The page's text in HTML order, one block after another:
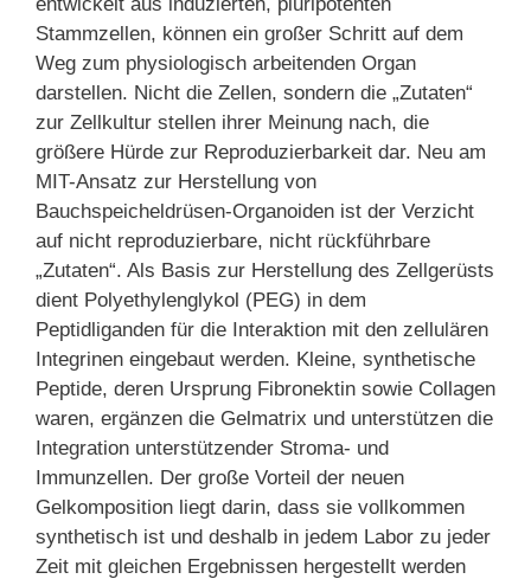
Stammzellen, können ein großer Schritt auf dem
Weg zum physiologisch arbeitenden Organ
darstellen. Nicht die Zellen, sondern die „Zutaten“
zur Zellkultur stellen ihrer Meinung nach, die
größere Hürde zur Reproduzierbarkeit dar. Neu am
MIT-Ansatz zur Herstellung von
Bauchspeicheldrüsen-Organoiden ist der Verzicht
auf nicht reproduzierbare, nicht rückführbare
„Zutaten“. Als Basis zur Herstellung des Zellgerüsts
dient Polyethylenglykol (PEG) in dem
Peptidliganden für die Interaktion mit den zellulären
Integrinen eingebaut werden. Kleine, synthetische
Peptide, deren Ursprung Fibronektin sowie Collagen
waren, ergänzen die Gelmatrix und unterstützen die
Integration unterstützender Stroma- und
Immunzellen. Der große Vorteil der neuen
Gelkomposition liegt darin, dass sie vollkommen
synthetisch ist und deshalb in jedem Labor zu jeder
Zeit mit gleichen Ergebnissen hergestellt werden